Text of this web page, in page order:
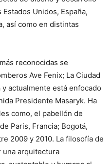
Unidos, España,
así como en distintas
reconocidas se
Ave Fenix; La Ciudad
actualmente está enfocado
Presidente Masaryk. Ha
como, el pabellón de
Paris, Francia; Bogotá,
2009 y 2010. La filosofía de
una arquitectura